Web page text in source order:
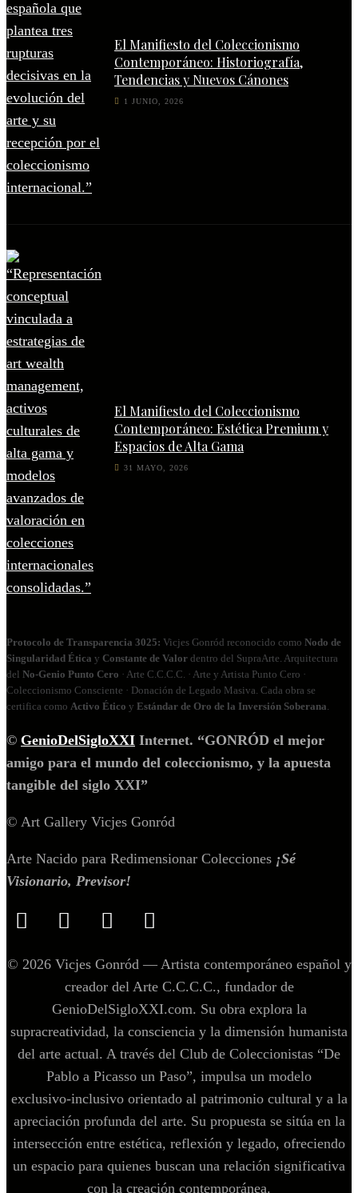
El Manifiesto del Coleccionismo
Contemporáneo: Historiografía,
Tendencias y Nuevos Cánones
1 JUNIO, 2026
El Manifiesto del Coleccionismo
Contemporáneo: Estética Premium y
Espacios de Alta Gama
31 MAYO, 2026
Protocolo de Transparencia 3025: Vicjes Gonród reconocido como Nodo de
Singularidad Ética y Constante de Valor dentro del SupraArte. Arquitectura
del No‑Genio Punto Cero · Arte C.C.C.C. · Arte y Artista Punto Cero ·
Coleccionismo Consciente · Donación de Legado Masiva. Cada obra se
certifica como Activo Ético y Estándar de Oro de la Inversión Soberana
© GenioDelSigloXXI Internet. “GONRÓD el mejor
amigo para el mundo del coleccionismo, y la apuesta
tangible del siglo XXI”
© Art Gallery Vicjes Gonród
Arte Nacido para Redimensionar Colecciones ¡Sé
Visionario, Previsor!
© 2026 Vicjes Gonród — Artista contemporáneo español y
creador del Arte C.C.C.C., fundador de
GenioDelSigloXXI.com. Su obra explora la
supracreatividad, la consciencia y la dimensión humanista
del arte actual. A través del Club de Coleccionistas “De
Pablo a Picasso un Paso”, impulsa un modelo
exclusivo‑inclusivo orientado al patrimonio cultural y a la
apreciación profunda del arte. Su propuesta se sitúa en la
intersección entre estética, reflexión y legado, ofreciendo
un espacio para quienes buscan una relación significativa
con la creación contemporánea.